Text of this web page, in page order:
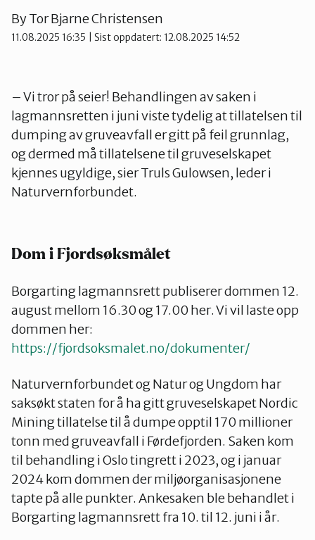
ByTor Bjarne Christensen
11.08.2025 16:35 | Sist oppdatert: 12.08.2025 14:52
– Vi tror på seier! Behandlingen av saken i
lagmannsretten i juni viste tydelig at tillatelsen til
dumping av gruveavfall er gitt på feil grunnlag,
og dermed må tillatelsene til gruveselskapet
kjennes ugyldige, sier Truls Gulowsen, leder i
Naturvernforbundet.
Dom i Fjordsøksmålet
Borgarting lagmannsrett publiserer dommen 12.
august mellom 16.30 og 17.00 her. Vi vil laste opp
dommen her:
https://fjordsoksmalet.no/dokumenter/
Naturvernforbundet og Natur og Ungdom har
saksøkt staten for å ha gitt gruveselskapet Nordic
Mining tillatelse til å dumpe opptil 170 millioner
tonn med gruveavfall i Førdefjorden. Saken kom
til behandling i Oslo tingrett i 2023, og i januar
2024 kom dommen der miljøorganisasjonene
tapte på alle punkter. Ankesaken ble behandlet i
Borgarting lagmannsrett fra 10. til 12. juni i år.